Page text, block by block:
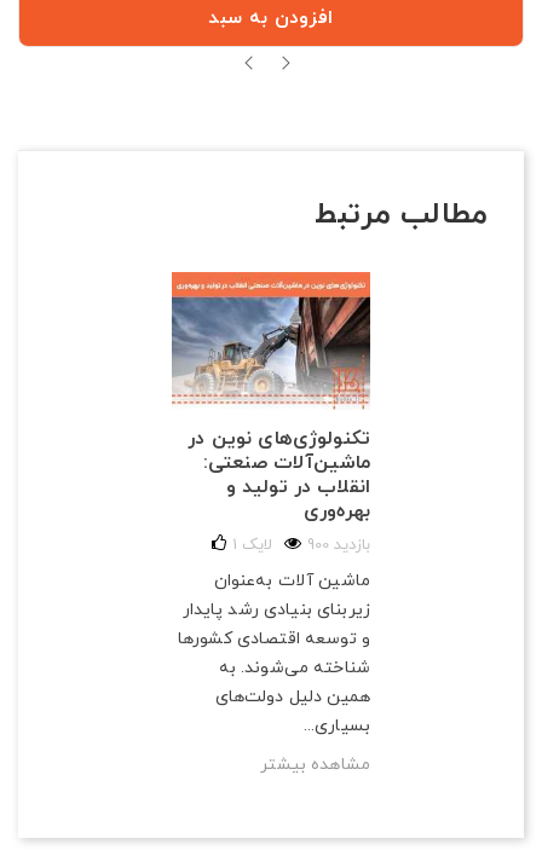
افزودن به سبد
مطالب مرتبط
تکنولوژی‌های نوین در
ماشین‌آلات صنعتی:
انقلاب در تولید و
بهره‌وری
900 بازدید 1 لایک
ماشین آلات به‌عنوان
زیربنای بنیادی رشد پایدار
و توسعه اقتصادی کشورها
شناخته می‌شوند. به
همین دلیل دولت‌های
بسیاری...
مشاهده بیشتر